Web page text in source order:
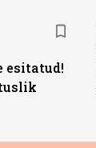
esitatud!